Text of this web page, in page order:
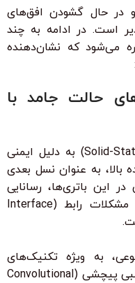
در حال گشودن افق‌های
است. در ادامه به چند
می‌شود که نشان‌دهنده
حالت جامد با
باتری‌های حالت جامد (Solid-State Batteries) به دلیل ایمنی
بالا، به عنوان نسل بعدی
این باتری‌ها، رسانایی
یونی پایین الکترولیت‌های جامد و مشکلات رابط (Interface
به ویژه تکنیک‌های
یادگیری ماشین مانند شبکه‌های عصبی پیچشی (Convolutional